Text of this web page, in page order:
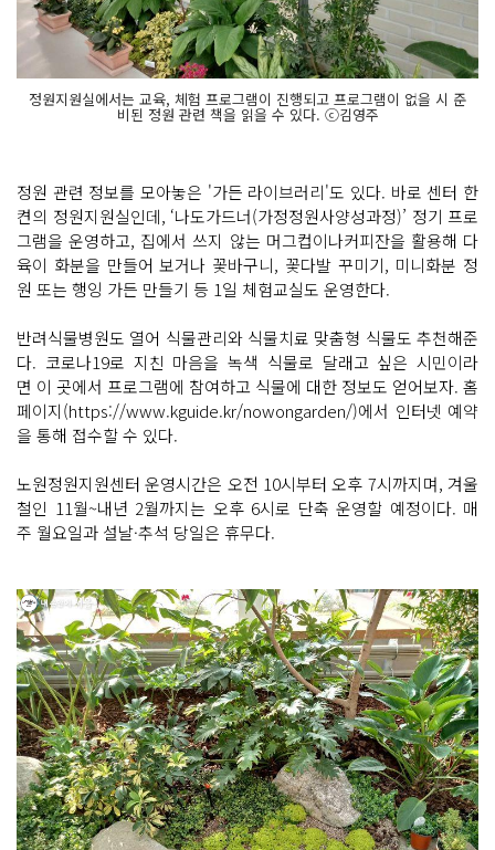
정원지원실에서는 교육, 체험 프로그램이 진행되고 프로그램이 없을 시 준
비된 정원 관련 책을 읽을 수 있다. ⓒ김영주
정원 관련 정보를 모아놓은 '가든 라이브러리'도 있다. 바로 센터 한
켠의 정원지원실인데, ‘나도가드너(가정정원사양성과정)’ 정기 프로
그램을 운영하고, 집에서 쓰지 않는 머그컵이나커피잔을 활용해 다
육이 화분을 만들어 보거나 꽃바구니, 꽃다발 꾸미기, 미니화분 정
원 또는 행잉 가든 만들기 등 1일 체험교실도 운영한다.
반려식물병원도 열어 식물관리와 식물치료 맞춤형 식물도 추천해준
다. 코로나19로 지친 마음을 녹색 식물로 달래고 싶은 시민이라
면 이 곳에서 프로그램에 참여하고 식물에 대한 정보도 얻어보자. 홈
페이지(https://www.kguide.kr/nowongarden/)에서 인터넷 예약
을 통해 접수할 수 있다.
노원정원지원센터 운영시간은 오전 10시부터 오후 7시까지며, 겨울
철인 11월~내년 2월까지는 오후 6시로 단축 운영할 예정이다. 매
주 월요일과 설날·추석 당일은 휴무다.